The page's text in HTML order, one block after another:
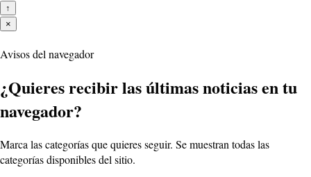
↑
×
Avisos del navegador
¿Quieres recibir las últimas noticias en tu
navegador?
Marca las categorías que quieres seguir. Se muestran todas las
categorías disponibles del sitio.